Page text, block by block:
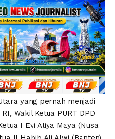
yang pernah menjadi
Wakil Ketua PURT DPD
I Evi Aliya Maya (Nusa